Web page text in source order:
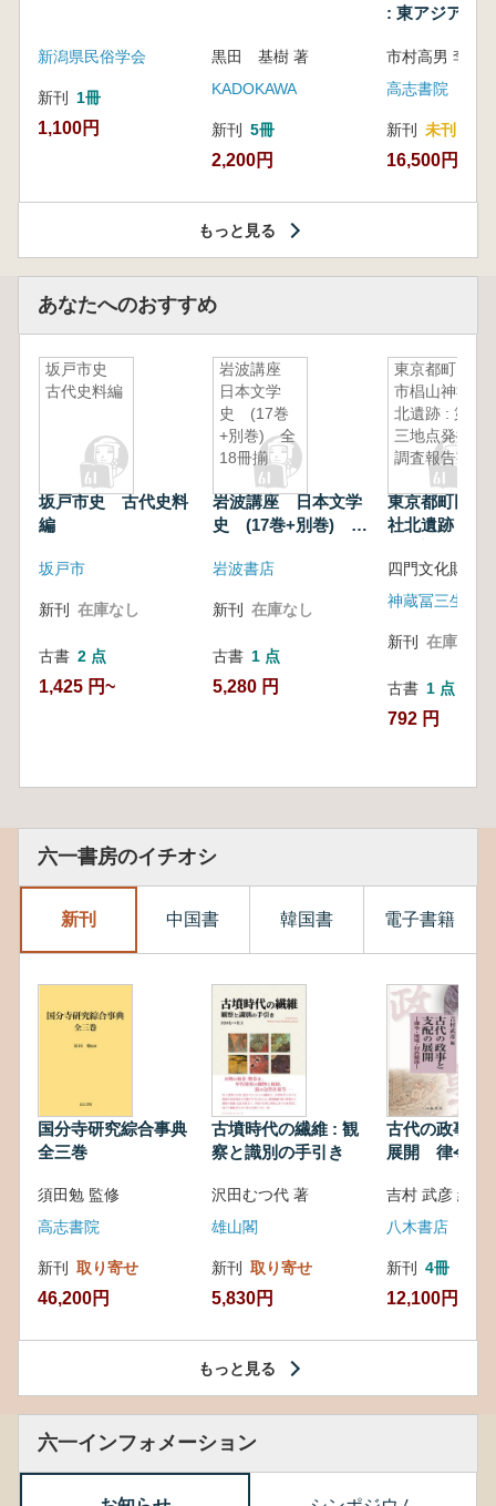
新潟県民俗学会
新刊 1冊
1,100円
黒田 基樹 著
KADOKAWA
新刊 5冊
2,200円
: 東アジアと
高志書院
新刊 未刊
16,500円
もっと見る
あなたへのおすすめ
坂戸市史
古代史料編
坂戸市史 古代史料
編
坂戸市
新刊 在庫なし
古書 2 点
1,425 円~
岩波講座
日本文学
史 (17巻
+別巻) 全
18冊揃
岩波講座 日本文学
史 (17巻+別巻) 全
岩波書店
新刊 在庫なし
古書 1 点
5,280 円
東京都町田
市椙山神社
北遺跡 : 第
三地点発掘
調査報告書
東京都町田市
社北遺跡 : 第
四門文化財研
新刊 在庫なし
古書 1 点
792 円
六一書房のイチオシ
新刊 中国書 韓国書 電子書籍
国分寺研究綜合事典
全三巻
須田勉 監修
高志書院
新刊 取り寄せ
46,200円
古墳時代の繊維 : 観
察と識別の手引き
沢田むつ代 著
雄山閣
新刊 取り寄せ
5,830円
古代の政事と
展開 律令・
吉村 武彦 編集
八木書店
新刊 4冊
12,100円
もっと見る
六一インフォメーション